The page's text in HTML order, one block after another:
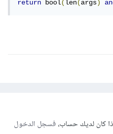
return bool(len(args)
كان لديك حساب،فسجل الدخول